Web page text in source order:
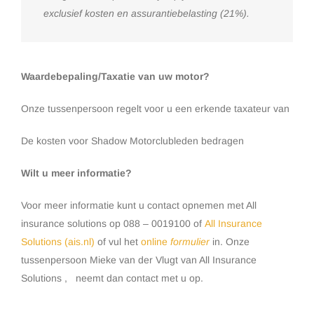
exclusief kosten en assurantiebelasting (21%).
Waardebepaling/Taxatie van uw motor?
Onze tussenpersoon regelt voor u een erkende taxateur van
De kosten voor Shadow Motorclubleden bedragen
Wilt u meer informatie?
Voor meer informatie kunt u contact opnemen met All
insurance solutions op 088 – 0019100 of All Insurance
Solutions (ais.nl) of vul het online formulier in. Onze
tussenpersoon Mieke van der Vlugt van All Insurance
Solutions , neemt dan contact met u op.